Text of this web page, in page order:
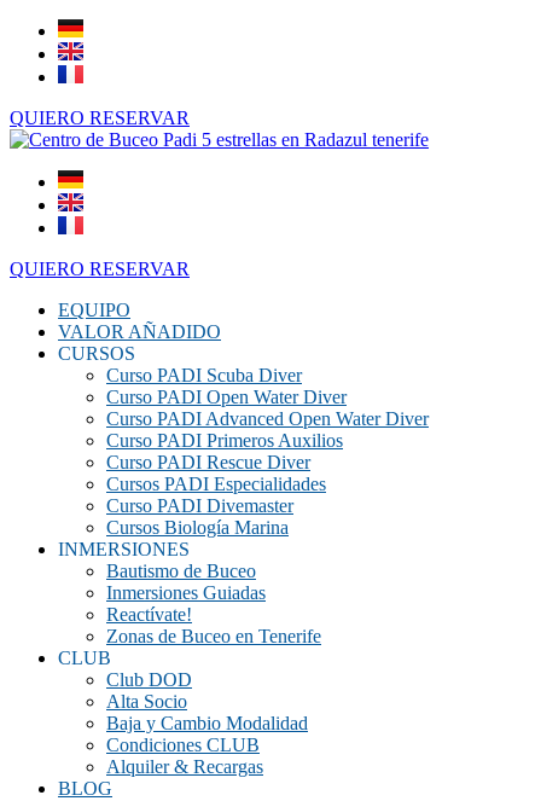
QUIERO RESERVAR
QUIERO RESERVAR
EQUIPO
VALOR AÑADIDO
CURSOS
Curso PADI Scuba Diver
Curso PADI Open Water Diver
Curso PADI Advanced Open Water Diver
Curso PADI Primeros Auxilios
Curso PADI Rescue Diver
Cursos PADI Especialidades
Curso PADI Divemaster
Cursos Biología Marina
INMERSIONES
Bautismo de Buceo
Inmersiones Guiadas
Reactívate!
Zonas de Buceo en Tenerife
CLUB
Club DOD
Alta Socio
Baja y Cambio Modalidad
Condiciones CLUB
Alquiler & Recargas
BLOG